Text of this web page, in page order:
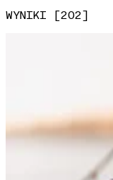
WYNIKI [202]